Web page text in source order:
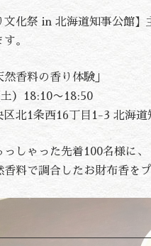
新
日
文化祭 in 北海道知事公館
。
然香料の香り体験」
）18:10〜18:50
区北1条西16丁目1-3 北海道
しゃった先着100名様に、
香料で調合したお財布香を